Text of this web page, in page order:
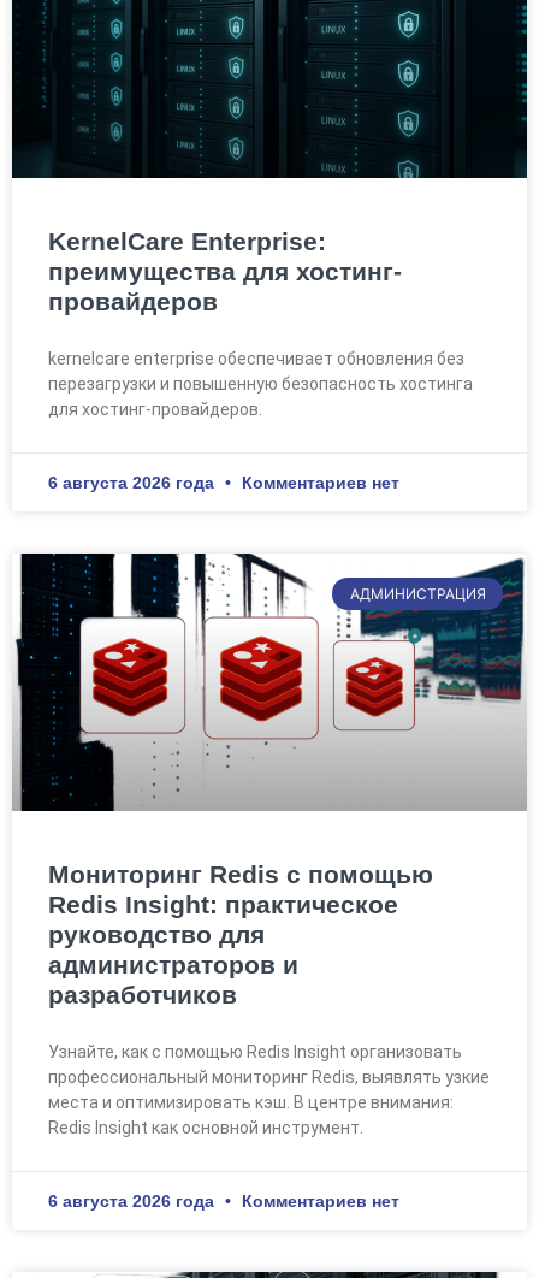
KernelCare Enterprise:
преимущества для хостинг-
провайдеров
kernelcare enterprise обеспечивает обновления без
перезагрузки и повышенную безопасность хостинга
для хостинг-провайдеров.
6 августа 2026 года Комментариев нет
АДМИНИСТРАЦИЯ
Мониторинг Redis с помощью
Redis Insight: практическое
руководство для
администраторов и
разработчиков
Узнайте, как с помощью Redis Insight организовать
профессиональный мониторинг Redis, выявлять узкие
места и оптимизировать кэш. В центре внимания:
Redis Insight как основной инструмент.
6 августа 2026 года Комментариев нет